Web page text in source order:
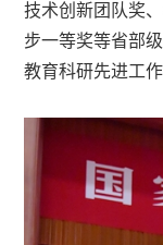
技术创新团队奖
步一等奖等省部
教育科研先进工